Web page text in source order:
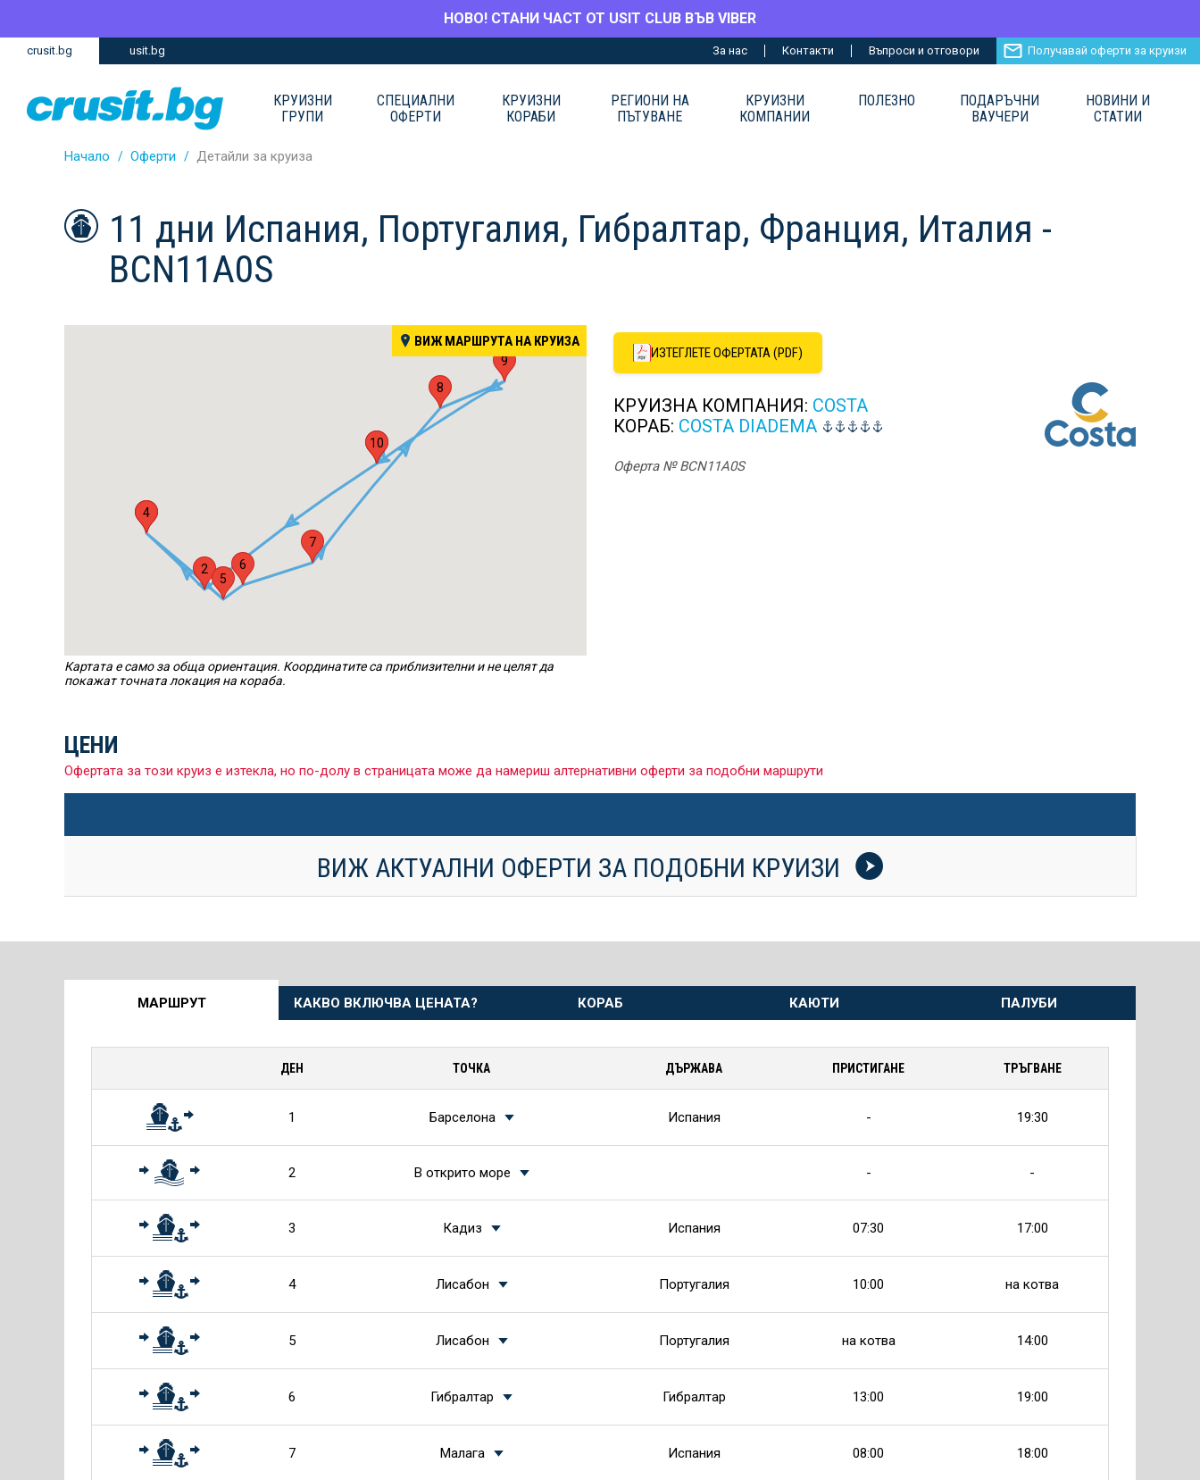
НОВО! СТАНИ ЧАСТ ОТ USIT CLUB ВЪВ VIBER
Премини
съдържание
Премини
crusit.bg usit.bg За нас Контакти Въпроси и отговори Получавай оферти за круизи
КРУИЗНИ
ГРУПИ
СПЕЦИАЛНИ
ОФЕРТИ
КРУИЗНИ
КОРАБИ
РЕГИОНИ НА
ПЪТУВАНЕ
КРУИЗНИ
КОМПАНИИ
ПОЛЕЗНО
ПОДАРЪЧНИ
ВАУЧЕРИ
НОВИНИ И
СТАТИИ
Начало Оферти Детайли за круиза
11 дни Испания, Португалия, Гибралтар, Франция, Италия -
BCN11A0S
1
2
3
4
5
6
7
8
9
10
ВИЖ МАРШРУТА НА КРУИЗА
Картата е само за обща ориентация. Координатите са приблизителни и не целят да
покажат точната локация на кораба.
ИЗТЕГЛЕТЕ ОФЕРТАТА (PDF)
КРУИЗНА КОМПАНИЯ: COSTA
КОРАБ: COSTA DIADEMA
Оферта № BCN11A0S
ЦЕНИ
Офертата за този круиз е изтекла, но по-долу в страницата може да намериш алтернативни оферти за подобни маршрути
ВИЖ АКТУАЛНИ ОФЕРТИ ЗА ПОДОБНИ КРУИЗИ
МАРШРУТ КАКВО ВКЛЮЧВА ЦЕНАТА? КОРАБ КАЮТИ ПАЛУБИ
ДЕН ТОЧКА ДЪРЖАВА ПРИСТИГАНЕ ТРЪГВАНЕ
1 Барселона Испания - 19:30
2 В открито море - -
3 Кадиз Испания 07:30 17:00
4 Лисабон Португалия 10:00 на котва
5 Лисабон Португалия на котва 14:00
6 Гибралтар Гибралтар 13:00 19:00
7 Малага Испания 08:00 18:00